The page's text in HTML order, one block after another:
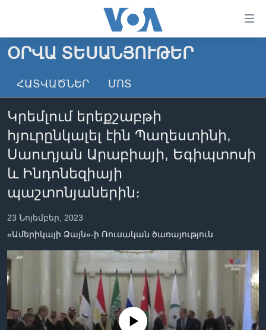
անցնել
հիմնական
անցնել
բովանդակությանը
հիմնական
բովանդակություն
ԳԼԽԱՎՈՐ ԷՋ
ԼՈՒՐԵՐ
ՏԵՍԱՆՅՈՒԹԵՐ
ՖԻԼՄԵՐ
ՖԻԼՄԵՐ
IN ENGLISH
ՄԵՐ ՄԱՍԻՆ
ՄԵՐ ՄԱՍԻՆ
«ԱՄԵՐԻԿԱՅԻ ՁԱՅՆ»-Ի ԿԱՆՈՆԱԴՐՈՒԹՅՈՒՆ
ԿԱՊ ՄԵԶ ՀԵՏ
ՈՒԿՐԱԻՆԱԿԱՆ ՊԱՏԵՐԱԶՄ
Learning English
ՀԵՏԵՒԵՔ ՄԵԶ
Լեզուներ
ՕՐՎԱ ՏԵՍԱՆՅՈՒԹԵՐ
ՀԱՏՎԱԾՆԵՐ ՄՈՏ
Կրեմլում երեքշաբթի
հյուրընկալել էին Պաղեստինի,
Սաուդյան Արաբիայի, Եգիպտոսի
և Ինդոնեզիայի
պաշտոնյաներին։
23 Նոյեմբեր, 2023
«Ամերիկայի Ձայն»-ի Ռուսական ծառայություն
No media source currently available